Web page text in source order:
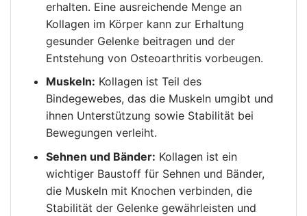
erhalten. Eine ausreichende Menge an
Kollagen im Körper kann zur Erhaltung
gesunder Gelenke beitragen und der
Entstehung von Osteoarthritis vorbeugen.
Muskeln: Kollagen ist Teil des
Bindegewebes, das die Muskeln umgibt und
ihnen Unterstützung sowie Stabilität bei
Bewegungen verleiht.
Sehnen und Bänder: Kollagen ist ein
wichtiger Baustoff für Sehnen und Bänder,
die Muskeln mit Knochen verbinden, die
Stabilität der Gelenke gewährleisten und